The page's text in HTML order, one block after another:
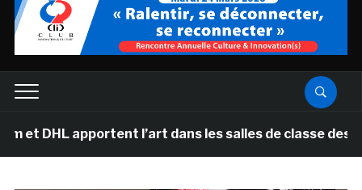
apportent l’art dans les salles de classe des écoles